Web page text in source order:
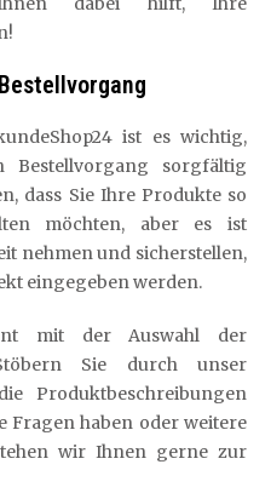
ist es wichtig,
sorgfältig
dass Sie Ihre Produkte so
möchten, aber es ist
nehmen und sicherstellen,
eingegeben werden.
mit der Auswahl der
Sie durch unser
Produktbeschreibungen
Fragen haben oder weitere
wir Ihnen gerne zur